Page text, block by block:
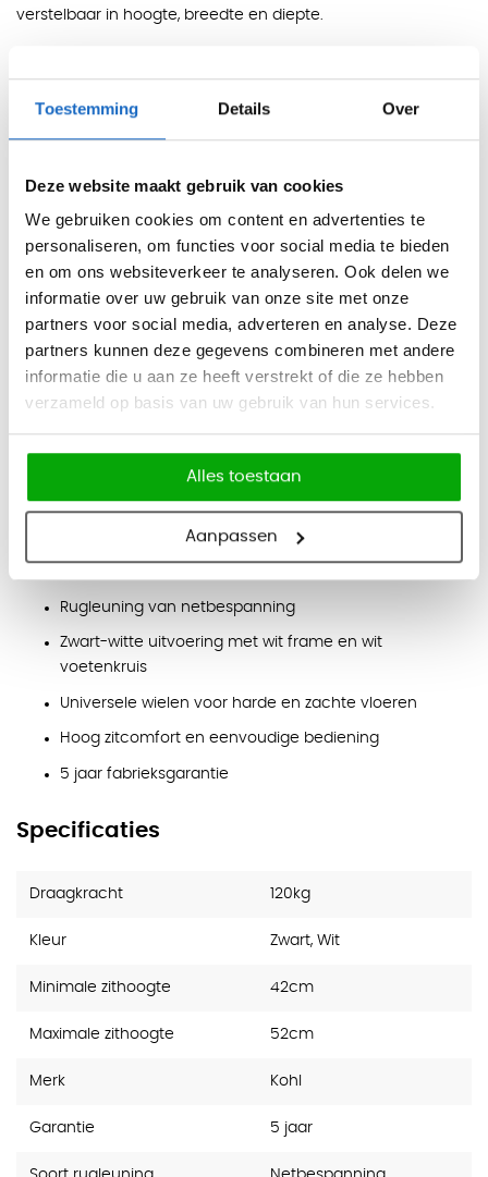
Toestemming Details Over
Deze website maakt gebruik van cookies
We gebruiken cookies om content en advertenties te
personaliseren, om functies voor social media te bieden
en om ons websiteverkeer te analyseren. Ook delen we
informatie over uw gebruik van onze site met onze
partners voor social media, adverteren en analyse. Deze
partners kunnen deze gegevens combineren met andere
informatie die u aan ze heeft verstrekt of die ze hebben
verzameld op basis van uw gebruik van hun services.
Alles toestaan
Aanpassen
verstelbaar in hoogte, breedte en diepte.
harde als zachte vloeren, waardoor de stoel praktisch
Kleuren
Zitting, rug en bovenzijde armleggers: zwart.
Voetenkruis en frame:wit.
Functies
synchroontechniek, waarbij zitting en
rugleuning meebewegen met de gebruiker
Zitdiepte: verstelbaar
Lendensteun: verstelbaar voor gerichte
ondersteuning in de onderrug
3D-armleuningen, verstelbaar in hoogte,
Rugleuning van netbespanning
Zwart-witte uitvoering met wit frame en wit
voetenkruis
Universele wielen voor harde en zachte vloeren
Hoog zitcomfort en eenvoudige bediening
5 jaar fabrieksgarantie
Specificaties
Draagkracht 120kg
Kleur Zwart, Wit
Minimale zithoogte 42cm
Maximale zithoogte 52cm
Merk Kohl
Garantie 5 jaar